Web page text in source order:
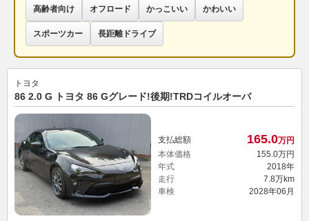
高齢者向け オフロード かっこいい かわいい
スポーツカー 長距離ドライブ
トヨタ
86 2.0 G トヨタ 86 Gグレード!後期!TRDコイルオーバ
支払総額 165.0万円
本体価格
155. 0万円
年式
2018年
走行
7.8万km
車検
2028年06月